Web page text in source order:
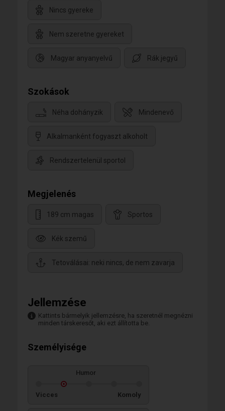
Nincs gyereke
Nem szeretne gyereket
Magyar anyanyelvű Rák jegyű
Szokások
Néha dohányzik Mindenevő
Alkalmanként fogyaszt alkoholt
Rendszertelenül sportol
Megjelenés
189 cm magas Sportos
Kék szemű
Tetoválásai: neki nincs, de nem zavarja
Jellemzése
Kattints bármelyik jellemzésre, ha szeretnél megnézni
minden társkeresőt, aki ezt állította be.
Személyisége
Humor
Vicces Komoly